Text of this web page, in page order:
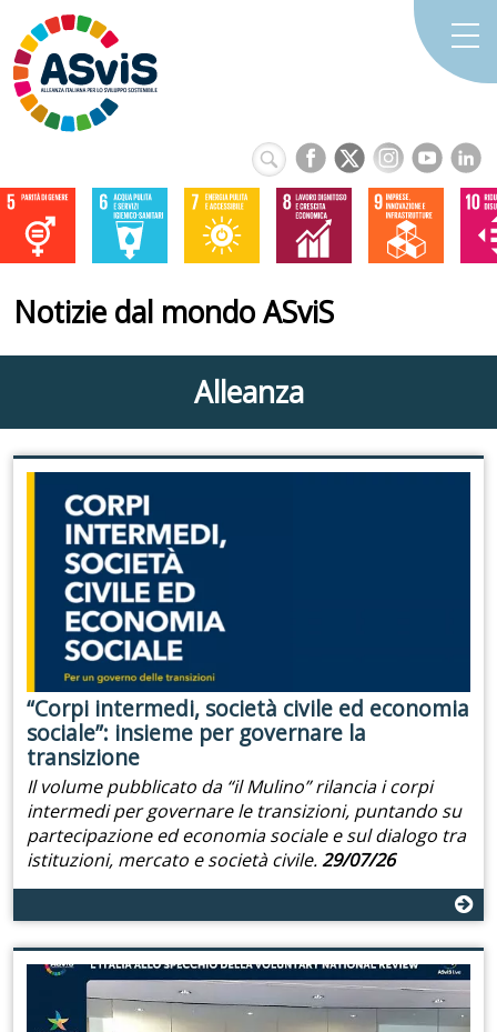
Notizie dal mondo ASviS
Alleanza
“Corpi intermedi, società civile ed economia
sociale”: insieme per governare la
transizione
Il volume pubblicato da “il Mulino” rilancia i corpi
intermedi per governare le transizioni, puntando su
partecipazione ed economia sociale e sul dialogo tra
istituzioni, mercato e società civile.29/07/26